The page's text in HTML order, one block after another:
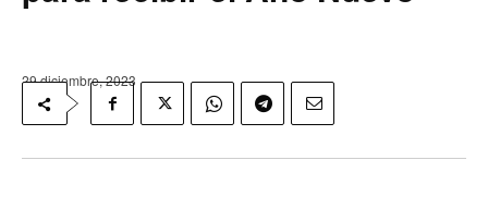
29 diciembre, 2023